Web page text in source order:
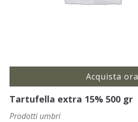
Acquista ora
Tartufella extra 15% 500 gr
Prodotti umbri